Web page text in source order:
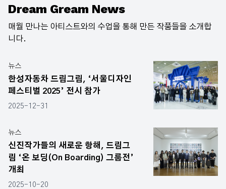
Dream Gream News
매월 만나는 아티스트와의 수업을 통해 만든 작품들을 소개합
니다.
뉴스
한성자동차 드림그림, ‘서울디자인
페스티벌 2025’ 전시 참가
2025-12-31
뉴스
신진작가들의 새로운 항해, 드림그
림 ‘온 보딩(On Boarding) 그룹전’
개최
2025-10-20